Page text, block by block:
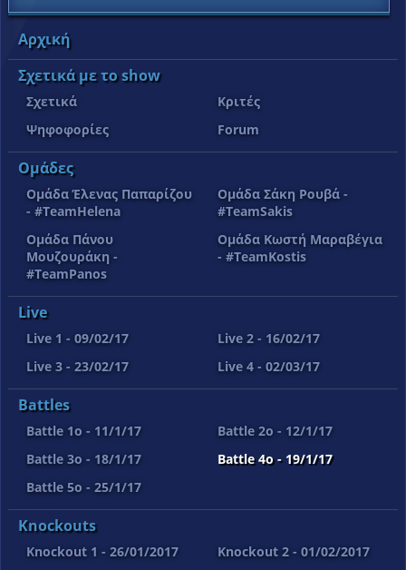
Αρχική
Σχετικά με το show
Σχετικά
Κριτές
Ψηφοφορίες
Forum
Ομάδες
Ομάδα Έλενας Παπαρίζου
- #TeamHelena
Ομάδα Σάκη Ρουβά -
#TeamSakis
Ομάδα Πάνου
Μουζουράκη -
#TeamPanos
Ομάδα Κωστή Μαραβέγια
- #TeamKostis
Live
Live 1 - 09/02/17
Live 2 - 16/02/17
Live 3 - 23/02/17
Live 4 - 02/03/17
Battles
Battle 1o - 11/1/17
Battle 2o - 12/1/17
Battle 3o - 18/1/17
Battle 4o - 19/1/17
Battle 5o - 25/1/17
Knockouts
Knockout 1 - 26/01/2017
Knockout 2 - 01/02/2017